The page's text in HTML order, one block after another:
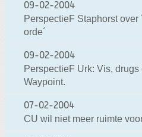
09-02-2004
PerspectieF Staphorst over
orde´
09-02-2004
PerspectieF Urk: Vis, drugs
Waypoint.
07-02-2004
CU wil niet meer ruimte